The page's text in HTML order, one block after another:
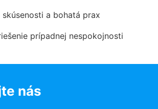
a bohatá prax
prípadnej nespokojnosti
nás